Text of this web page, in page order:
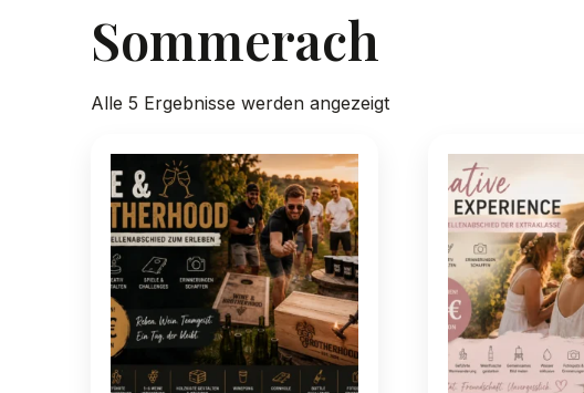
Sommerach
Alle 5 Ergebnisse werden angezeigtNach
sortiert:
absteigend